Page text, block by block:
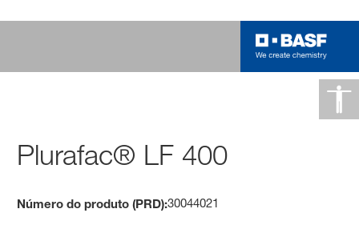
Plurafac® LF 400
Número do produto (PRD):30044021